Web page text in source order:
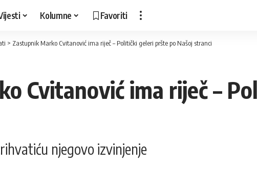
Kolumne Favoriti
> Zastupnik Marko Cvitanović ima riječ – Politički geleri pršte po Našoj stranci
Cvitanović ima riječ –
njegovo izvinjenje